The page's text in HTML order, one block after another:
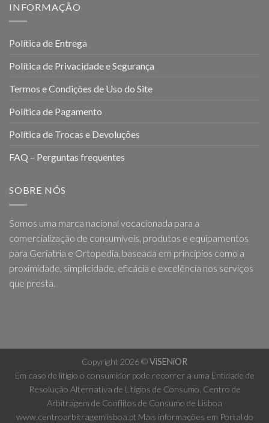
INFORMAÇÃO
Política de Entrega
Política de Privacidade e Segurança
Termos e Condições de Uso do Site
Política de Pagamento
Política de Trocas e Devoluções
FAQ – Perguntas frequentes
SOBRE NÓS
Somos uma marca nacional vocacionada para a
comercialização de consumíveis, produtos e equipamentos
para Geriatria e Ortopedia, baseada em princípios como a
proximidade, simplicidade, eficácia e excelência nos serviços
que presta.
Copyright 2026 ©ViSENiOR
Em caso de litígio o consumidor pode recorrer a uma Entidade de
Resolução Alternativa de Litígios de Consumo. Centro de
Arbitragem de Conflitos de Consumo de Lisboa
www.centroarbitragemlisboa.pt Mais informações em Portal do